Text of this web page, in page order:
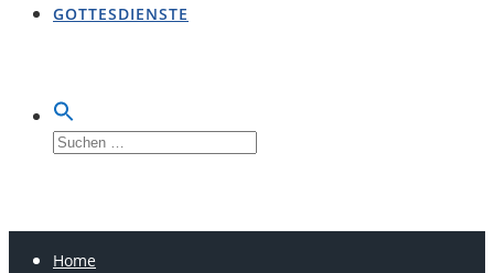
GOTTESDIENSTE
Suche
Home